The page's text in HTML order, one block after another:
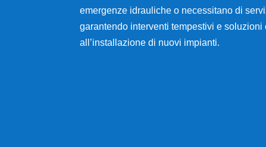
emergenze idrauliche o necessitano di
garantendo interventi tempestivi e
all’installazione di nuovi impianti.